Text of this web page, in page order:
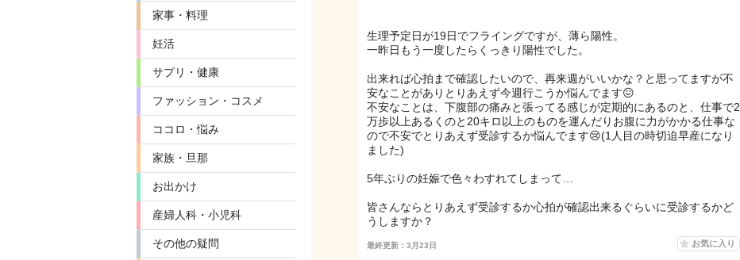
家事・料理
妊活
サプリ・健康
ファッション・コスメ
ココロ・悩み
家族・旦那
お出かけ
産婦人科・小児科
その他の疑問
生理予定日が19日でフライングですが、薄ら陽性。
一昨日もう一度したらくっきり陽性でした。
出来れば心拍まで確認したいので、再来週がいいかな？と思ってますが不
安なことがありとりあえず今週行こうか悩んでます😖
不安なことは、下腹部の痛みと張ってる感じが定期的にあるのと、仕事で2
万歩以上あるくのと20キロ以上のものを運んだりお腹に力がかかる仕事な
ので不安でとりあえず受診するか悩んでます😢(1人目の時切迫早産になり
ました)
5年ぶりの妊娠で色々わすれてしまって…
皆さんならとりあえず受診するか心拍が確認出来るぐらいに受診するかど
うしますか？
最終更新：3月23日 お気に入り